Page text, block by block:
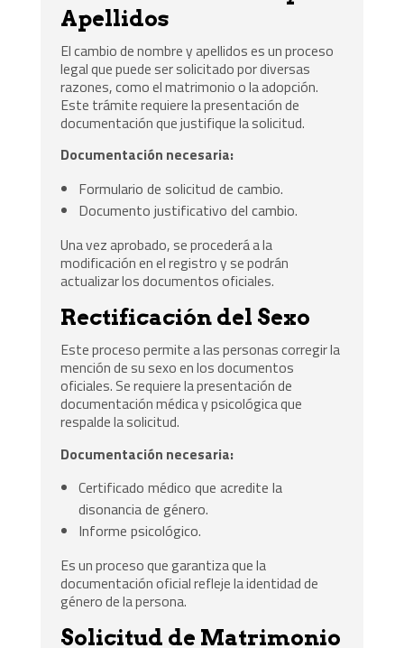
Apellidos
El cambio de nombre y apellidos es un proceso
legal que puede ser solicitado por diversas
razones, como el matrimonio o la adopción.
Este trámite requiere la presentación de
documentación que justifique la solicitud.
Documentación necesaria:
Formulario de solicitud de cambio.
Documento justificativo del cambio.
Una vez aprobado, se procederá a la
modificación en el registro y se podrán
actualizar los documentos oficiales.
Rectificación del Sexo
Este proceso permite a las personas corregir la
mención de su sexo en los documentos
oficiales. Se requiere la presentación de
documentación médica y psicológica que
respalde la solicitud.
Documentación necesaria:
Certificado médico que acredite la
disonancia de género.
Informe psicológico.
Es un proceso que garantiza que la
documentación oficial refleje la identidad de
género de la persona.
Solicitud de Matrimonio